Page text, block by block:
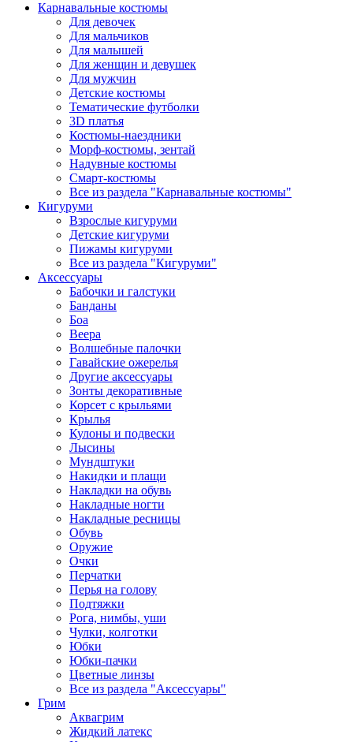
Карнавальные костюмы
Для девочек
Для мальчиков
Для малышей
Для женщин и девушек
Для мужчин
Детские костюмы
Тематические футболки
3D платья
Костюмы-наездники
Морф-костюмы, зентай
Надувные костюмы
Смарт-костюмы
Все из раздела "Карнавальные костюмы"
Кигуруми
Взрослые кигуруми
Детские кигуруми
Пижамы кигуруми
Все из раздела "Кигуруми"
Аксессуары
Бабочки и галстуки
Банданы
Боа
Веера
Волшебные палочки
Гавайские ожерелья
Другие аксессуары
Зонты декоративные
Корсет с крыльями
Крылья
Кулоны и подвески
Лысины
Мундштуки
Накидки и плащи
Накладки на обувь
Накладные ногти
Накладные ресницы
Обувь
Оружие
Очки
Перчатки
Перья на голову
Подтяжки
Рога, нимбы, уши
Чулки, колготки
Юбки
Юбки-пачки
Цветные линзы
Все из раздела "Аксессуары"
Грим
Аквагрим
Жидкий латекс